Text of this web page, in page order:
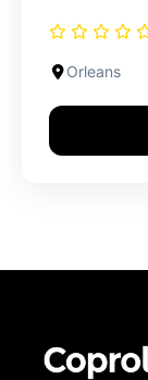
Orleans